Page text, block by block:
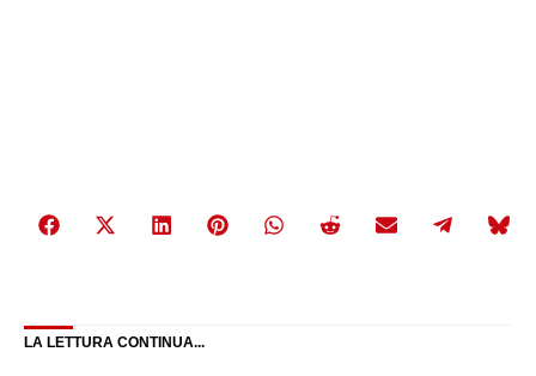
Share
Share
(Twitter)
Share
Share
Share
Share
Share
Share
Bluesky
LA LETTURA CONTINUA...